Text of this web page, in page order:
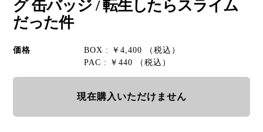
グ 缶バッジ / 転生したらスライム
だった件
価格
BOX : ￥4,400 （税込）
PAC : ￥440 （税込）
現在購入いただけません